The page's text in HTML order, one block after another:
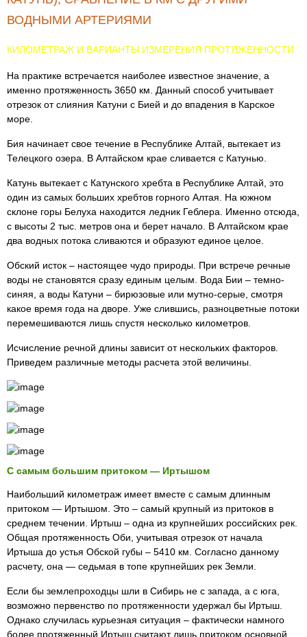
ВОДНЫМИ АРТЕРИЯМИ
КИЛОМЕТРАЖ И ВАРИАНТЫ ИЗМЕРЕНИЯ ПРОТЯЖЕННОСТИ
На практике встречается наиболее известное значение, а
именно протяженность 3650 км. Данный способ учитывает
отрезок от слияния Катуни с Бией и до впадения в Карское
море.
Бия начинает свое течение в Республике Алтай, вытекает из
Телецкого озера. В Алтайском крае сливается с Катунью.
Катунь вытекает с Катунского хребта в Республике Алтай, это
один из самых больших хребтов горного Алтая. На южном
склоне горы Белуха находится ледник Геблера. Именно отсюда,
с высоты 2 тыс. метров она и берет начало. В Алтайском крае
два водных потока сливаются и образуют единое целое.
Обский исток – настоящее чудо природы. При встрече речные
воды не становятся сразу единым целым. Вода Бии – темно-
синяя, а воды Катуни – бирюзовые или мутно-серые, смотря
какое время года на дворе. Уже слившись, разноцветные потоки
перемешиваются лишь спустя несколько километров.
Исчисление речной длины зависит от нескольких факторов.
Приведем различные методы расчета этой величины.
С самым большим притоком — Иртышом
Наибольший километраж имеет вместе с самым длинным
притоком — Иртышом. Это – самый крупный из притоков в
среднем течении. Иртыш – одна из крупнейших российских рек.
Общая протяженность Оби, учитывая отрезок от начала
Иртыша до устья Обской губы – 5410 км. Согласно данному
расчету, она — седьмая в топе крупнейших рек Земли.
Если бы землепроходцы шли в Сибирь не с запада, а с юга,
возможно первенство по протяженности удержал бы Иртыш.
Однако случилась курьезная ситуация – фактически намного
более протяженный Иртыш считают лишь притоком основной